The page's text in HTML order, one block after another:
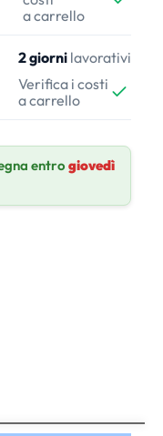
a carrello
2 giorni lavorativi
Verifica i costi
a carrello
entro